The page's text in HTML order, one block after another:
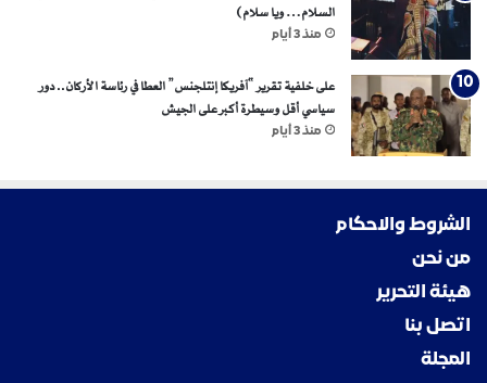
السلام… ويا سلام)
منذ 3 أيام
على خلفية تقرير “آفريكا إنتلجنس” العطا في رئاسة الأركان.. دور
سياسي أقل وسيطرة أكبر على الجيش
منذ 3 أيام
الشروط والاحكام
من نحن
هيئة التحرير
اتصل بنا
المجلة